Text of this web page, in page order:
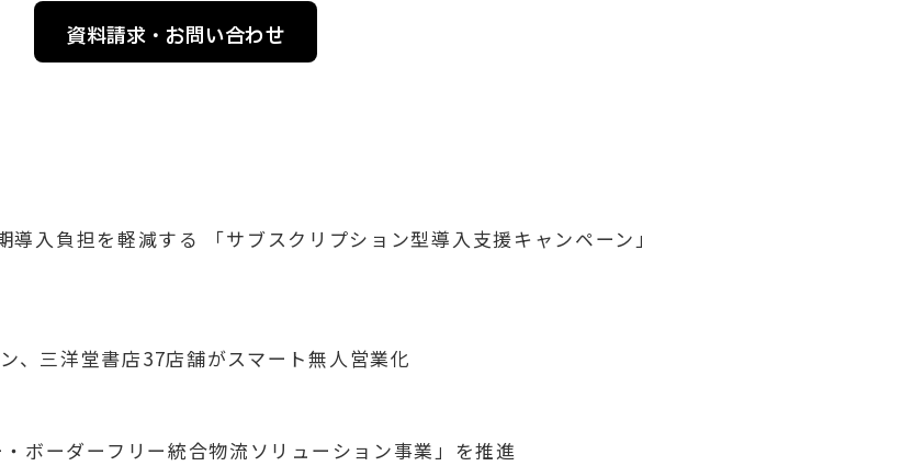
資料請求・お問い合わせ
入負担を軽減する 「サブスクリプション型導入支援キャンペーン」
、三洋堂書店37店舗がスマート無人営業化
ボーダーフリー統合物流ソリューション事業」を推進